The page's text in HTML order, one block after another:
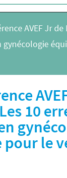
AVEF Jr de
gynécologie
10
pour le